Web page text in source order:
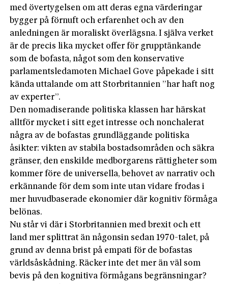
med övertygelsen om att deras egna värderingar
bygger på förnuft och erfarenhet och av den
anledningen är moraliskt överlägsna. I själva verket
är de precis lika mycket offer för grupptänkande
som de bofasta, något som den konservative
parlamentsledamoten Michael Gove påpekade i sitt
kända uttalande om att Storbritannien ”har haft nog
av experter”.
Den nomadiserande politiska klassen har härskat
alltför mycket i sitt eget intresse och nonchalerat
några av de bofastas grundläggande politiska
åsikter: vikten av stabila bostadsområden och säkra
gränser, den enskilde medborgarens rättigheter som
kommer före de universella, behovet av narrativ och
erkännande för dem som inte utan vidare frodas i
mer huvudbaserade ekonomier där kognitiv förmåga
belönas.
Nu står vi där i Storbritannien med brexit och ett
land mer splittrat än någonsin sedan 1970-talet, på
grund av denna brist på empati för de bofastas
världsåskådning. Räcker inte det mer än väl som
bevis på den kognitiva förmågans begränsningar?